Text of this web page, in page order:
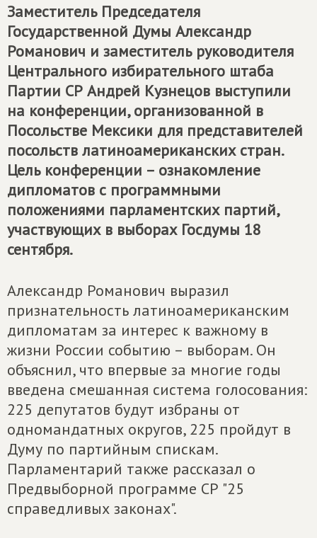
Заместитель Председателя
Государственной Думы Александр
Романович и заместитель руководителя
Центрального избирательного штаба
Партии СР Андрей Кузнецов выступили
на конференции, организованной в
Посольстве Мексики для представителей
посольств латиноамериканских стран.
Цель конференции – ознакомление
дипломатов с программными
положениями парламентских партий,
участвующих в выборах Госдумы 18
сентября.
Александр Романович выразил
признательность латиноамериканским
дипломатам за интерес к важному в
жизни России событию – выборам. Он
объяснил, что впервые за многие годы
введена смешанная система голосования:
225 депутатов будут избраны от
одномандатных округов, 225 пройдут в
Думу по партийным спискам.
Парламентарий также рассказал о
Предвыборной программе СР "25
справедливых законах".